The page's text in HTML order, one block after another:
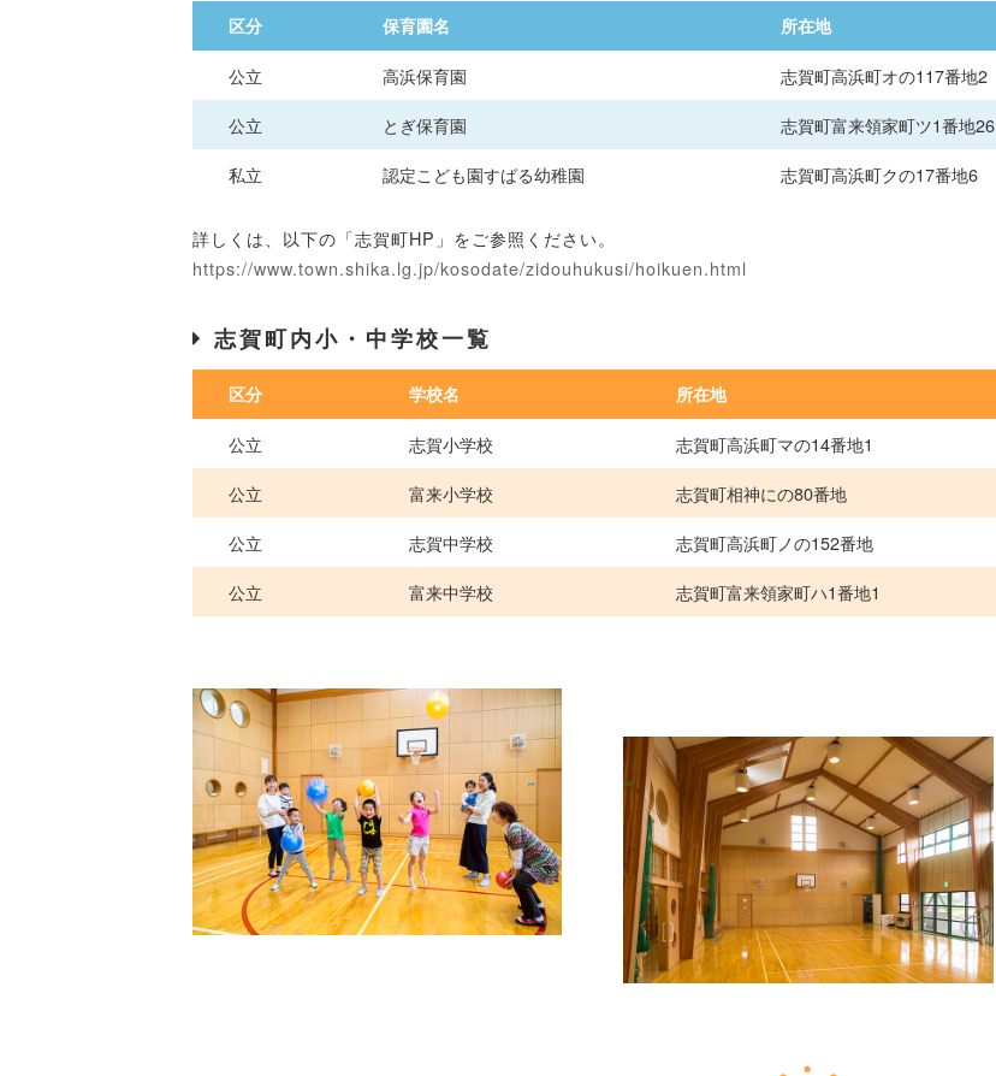
区分 保育園名 所在地
公立 高浜保育園 志賀町高浜町オの117番地2
公立
とぎ保育園 志賀町富来領家町ツ1番地26
私立
認定こども園すばる幼稚園 志賀町高浜町クの17番地6
詳しくは、以下の「志賀町HP」をご参照ください。
https://www.town.shika.lg.jp/kosodate/zidouhukusi/hoikuen.html
志賀町内小・中学校一覧
区分 学校名 所在地
公立 志賀小学校 志賀町高浜町マの14番地1
公立
富来小学校 志賀町相神にの80番地
公立
志賀中学校 志賀町高浜町ノの152番地
公立
富来中学校 志賀町富来領家町ハ1番地1